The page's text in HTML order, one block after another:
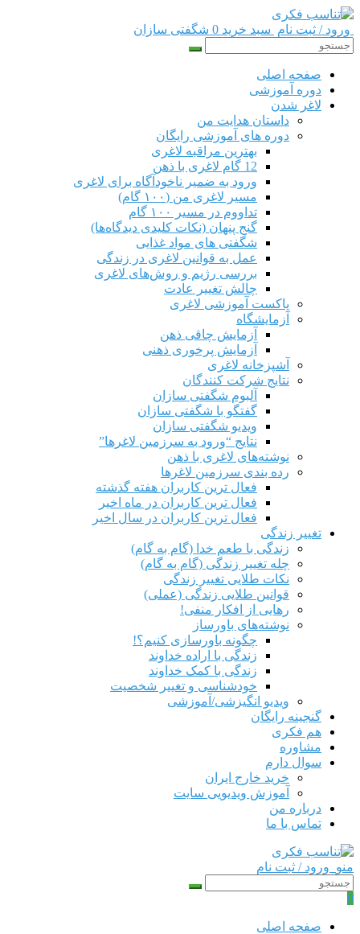
ورود / ثبت نام سبد خرید 0 شگفتی سازان
صفحه اصلی
دوره‌ آموزشی
لاغر شدن
داستان هدایت من
دوره های آموزشی رایگان
بهترین مراقبه لاغری
12 گام لاغری با ذهن
ورود به ضمیر ناخودآگاه برای لاغری
مسیر لاغری من (۱۰۰ گام)
تداووم در مسیر ۱۰۰ گام
گنج پنهان (نکات کلیدی دیدگاه‌ها)
شگفتی های مواد غذایی
عمل به قوانین لاغری در زندگی
بررسی رژیم‌ و روش‌های لاغری
چالش تغییر عادت
پاکست آموزشی لاغری
آزمایشگاه
آزمایش چاقی ذهن
آزمایش پرخوری ذهنی
آشپزخانه لاغری
نتایج شرکت کنندگان
آلبوم شگفتی سازان
گفتگو با شگفتی سازان
ویدیو شگفتی سازان
نتایج “ورود به سرزمین لاغرها”
نوشته‌های لاغری با ذهن
رده بندی سرزمین لاغرها
فعال ترین کاربران هفته گذشته
فعال ترین کاربران در ماه اخیر
فعال ترین کاربران در سال اخیر
تغییر زندگی
زندگی با طعم خدا (گام به گام)
چله تغییر زندگی (گام به گام)
نکات طلایی تغییر زندگی
قوانین طلایی زندگی (عملی)
رهایی از افکار منفی!
نوشته‌های باورساز
چگونه باورسازی کنیم؟!
زندگی با اراده خداوند
زندگی با کمک خداوند
خودشناسی و تغییر شخصیت
ویدیو انگیزشی/آموزشی
گنجینه رایگان
هم‌ فکری
مشاوره
سوال دارم
خرید خارج ایران
آموزش ویدیویی سایت
درباره من
تماس با ما
منو ورود / ثبت نام
0
صفحه اصلی